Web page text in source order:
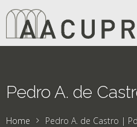
Pedro A. de
Home Pedro A. de Castro |